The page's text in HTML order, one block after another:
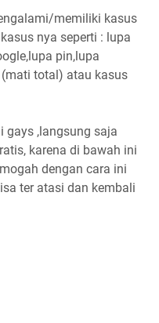
memiliki kasus
nya seperti : lupa
pin,lupa
total) atau kasus
gays ,langsung saja
karena di bawah ini
dengan cara ini
ter atasi dan kembali